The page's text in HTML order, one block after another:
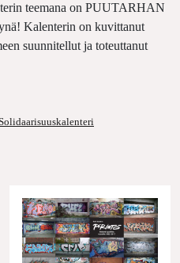
teemana on PUUTARHAN
Kalenterin on kuvittanut
suunnitellut ja toteuttanut